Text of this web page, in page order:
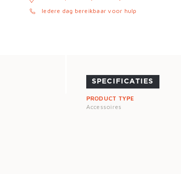
Iedere dag bereikbaar voor hulp
SPECIFICATIES
PRODUCT TYPE
Accessoires